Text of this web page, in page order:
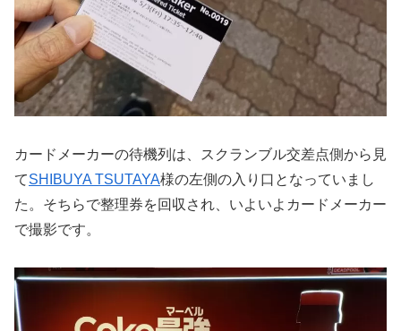
カードメーカーの待機列は、スクランブル交差点側から見
てSHIBUYA TSUTAYA様の左側の入り口となっていまし
た。そちらで整理券を回収され、いよいよカードメーカー
で撮影です。